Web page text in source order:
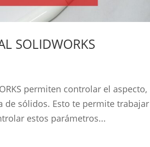
SOLIDWORKS
permiten controlar el aspecto,
de sólidos. Esto te permite trabajar
estos parámetros...